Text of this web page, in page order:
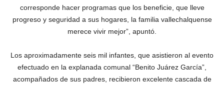
corresponde hacer programas que los beneficie, que lleve
progreso y seguridad a sus hogares, la familia vallechalquense
merece vivir mejor”, apuntó.
Los aproximadamente seis mil infantes, que asistieron al evento
efectuado en la explanada comunal “Benito Juárez García”,
acompañados de sus padres, recibieron excelente cascada de